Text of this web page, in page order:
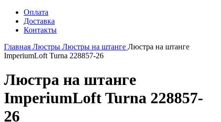
Оплата
Доставка
Контакты
Главная Люстры Люстры на штанге Люстра на штанге
ImperiumLoft Turna 228857-26
Люстра на штанге
ImperiumLoft Turna 228857-
26